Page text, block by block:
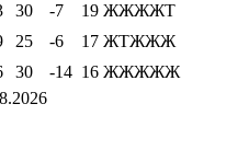
30 -7 19 ЖЖЖЖТ
25 -6 17 ЖТЖЖЖ
30 -14 16 ЖЖЖЖЖ